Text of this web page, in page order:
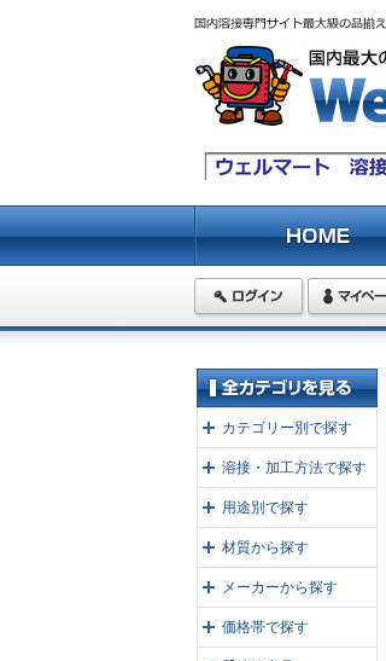
カテゴリー別で探す
溶接・加工方法で探す
用途別で探す
材質から探す
メーカーから探す
価格帯で探す